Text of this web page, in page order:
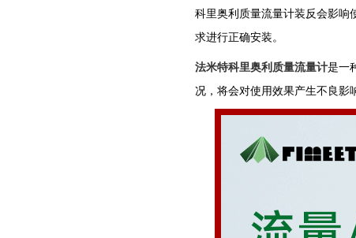
科里奥利质量流量计装反会影响
求进行正确安装。
法米特科里奥利质量流量计是一
况，将会对使用效果产生不良影